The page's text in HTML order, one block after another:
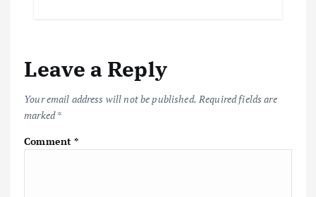
Leave a Reply
Your email address will not be published. Required fields are
marked*
Comment*